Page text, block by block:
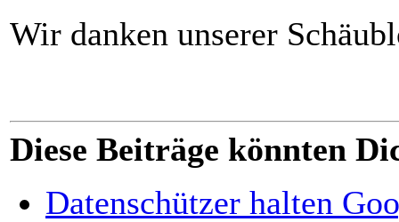
Wir danken unserer
Diese Beiträge könnten
Datenschützer halten